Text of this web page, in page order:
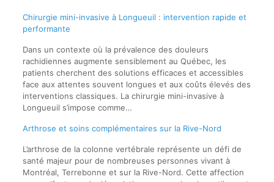
Chirurgie mini-invasive à Longueuil : intervention rapide et
performante
Dans un contexte où la prévalence des douleurs
rachidiennes augmente sensiblement au Québec, les
patients cherchent des solutions efficaces et accessibles
face aux attentes souvent longues et aux coûts élevés des
interventions classiques. La chirurgie mini-invasive à
Longueuil s’impose comme…
Arthrose et soins complémentaires sur la Rive-Nord
L’arthrose de la colonne vertébrale représente un défi de
santé majeur pour de nombreuses personnes vivant à
Montréal, Terrebonne et sur la Rive-Nord. Cette affection